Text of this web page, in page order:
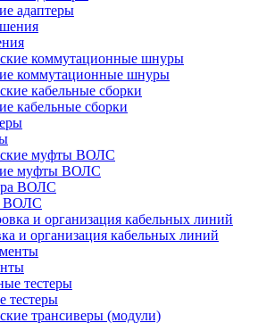
адаптеры
коммутационные шнуры
кабельные сборки
муфты ВОЛС
ВОЛС
и организация кабельных линий
тестеры